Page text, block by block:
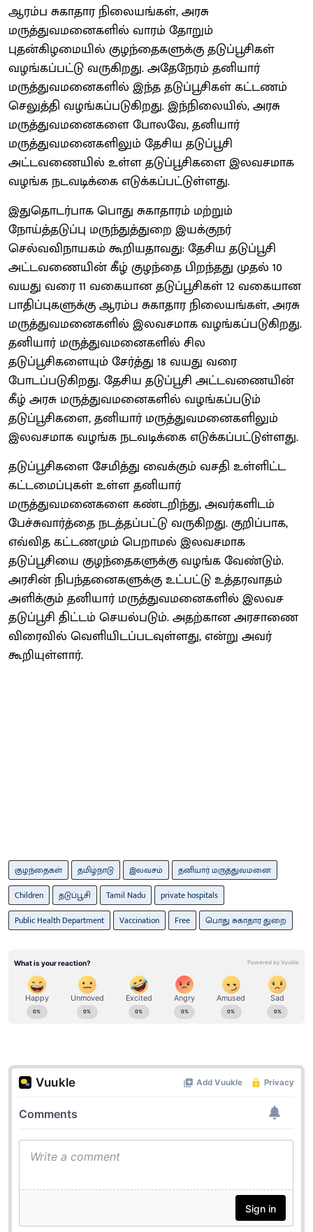
ஆரம்ப சுகாதார நிலையங்கள், அரசு
மருத்துவமனைகளில் வாரம் தோறும்
புதன்கிழமையில் குழந்தைகளுக்கு தடுப்பூசிகள்
வழங்கப்பட்டு வருகிறது. அதேநேரம் தனியார்
மருத்துவமனைகளில் இந்த தடுப்பூசிகள் கட்டணம்
செலுத்தி வழங்கப்படுகிறது. இந்நிலையில், அரசு
மருத்துவமனைகளை போலவே, தனியார்
மருத்துவமனைகளிலும் தேசிய தடுப்பூசி
அட்டவணையில் உள்ள தடுப்பூசிகளை இலவசமாக
வழங்க நடவடிக்கை எடுக்கப்பட்டுள்ளது.
இதுதொடர்பாக பொது சுகாதாரம் மற்றும்
நோய்த்தடுப்பு மருந்துத்துறை இயக்குநர்
செல்வவிநாயகம் கூறியதாவது: தேசிய தடுப்பூசி
அட்டவணையின் கீழ் குழந்தை பிறந்தது முதல் 10
வயது வரை 11 வகையான தடுப்பூசிகள் 12 வகையான
பாதிப்புகளுக்கு ஆரம்ப சுகாதார நிலையங்கள், அரசு
மருத்துவமனைகளில் இலவசமாக வழங்கப்படுகிறது.
தனியார் மருத்துவமனைகளில் சில
தடுப்பூசிகளையும் சேர்த்து 18 வயது வரை
போடப்படுகிறது. தேசிய தடுப்பூசி அட்டவணையின்
கீழ் அரசு மருத்துவமனைகளில் வழங்கப்படும்
தடுப்பூசிகளை, தனியார் மருத்துவமனைகளிலும்
இலவசமாக வழங்க நடவடிக்கை எடுக்கப்பட்டுள்ளது.
தடுப்பூசிகளை சேமித்து வைக்கும் வசதி உள்ளிட்ட
கட்டமைப்புகள் உள்ள தனியார்
மருத்துவமனைகளை கண்டறிந்து, அவர்களிடம்
பேச்சுவார்த்தை நடத்தப்பட்டு வருகிறது. குறிப்பாக,
எவ்வித கட்டணமும் பெறாமல் இலவசமாக
தடுப்பூசியை குழந்தைகளுக்கு வழங்க வேண்டும்.
அரசின் நிபந்தனைகளுக்கு உட்பட்டு உத்தரவாதம்
அளிக்கும் தனியார் மருத்துவமனைகளில் இலவச
தடுப்பூசி திட்டம் செயல்படும். அதற்கான அரசாணை
விரைவில் வெளியிடப்படவுள்ளது, என்று அவர்
கூறியுள்ளார்.
குழந்தைகள் தமிழ்நாடு இலவசம்
தனியார் மருத்துவமனை
Children
தடுப்பூசி Tamil Nadu
private hospitals
Public Health Department
Vaccination Free பொது சுகாதார துறை